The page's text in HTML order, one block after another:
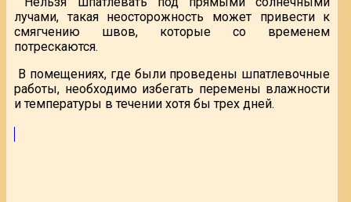
лучами, такая неосторожность может привести к
смягчению швов, которые со временем
потрескаются.
В помещениях, где были проведены шпатлевочные
работы, необходимо избегать перемены влажности
и температуры в течении хотя бы трех дней.